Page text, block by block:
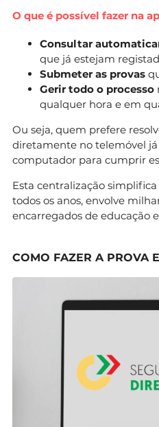
O que é possível fazer na
Consultar
que já estejam
Submeter as provas
Gerir todo o processo
qualquer hora e em
Ou seja, quem prefere
diretamente no telemóvel
computador para cumprir
Esta centralização
todos os anos, envolve
encarregados de educação
COMO FAZER A PROVA